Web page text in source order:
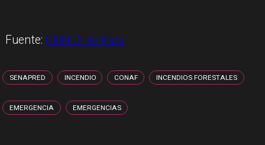
Fuente:CNN Chile País
SENAPRED INCENDIO CONAF INCENDIOS FORESTALES
EMERGENCIA EMERGENCIAS